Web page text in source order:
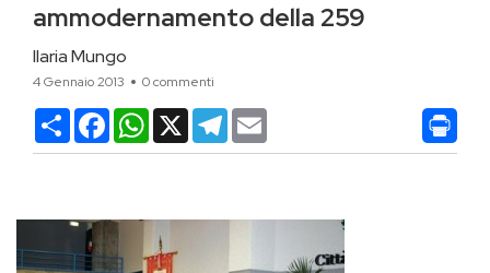
ammodernamento della 259
Ilaria Mungo
4 Gennaio 2013 0 commenti
CondividiFacebookWhatsApp
X Telegram